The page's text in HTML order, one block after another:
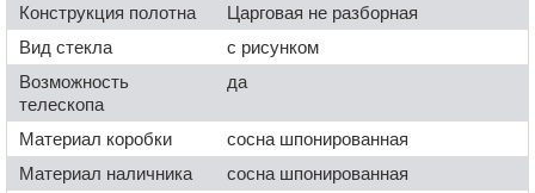
Конструкция полотна
Царговая не разборная
Вид стекла
с рисунком
Возможность
телескопа
да
Материал коробки
сосна шпонированная
Материал наличника
сосна шпонированная